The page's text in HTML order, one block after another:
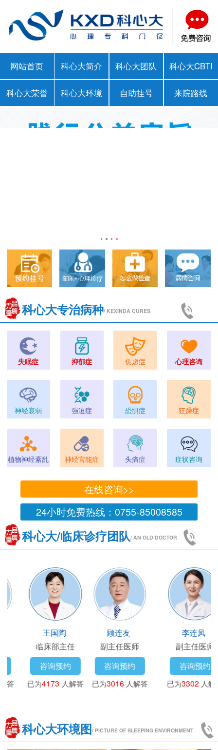
网站首页 科心大简介 科心大团队 科心大CBTI
科心大荣誉 科心大环境 自助挂号 来院路线
科心大专治病种/ KEXINDA CURES
失眠症 抑郁症 焦虑症 心理咨询
神经衰弱 强迫症 恐惧症 狂躁症
植物神经紊乱 神经官能症 头痛症 症状咨询
在线咨询>>
24小时免费热线：0755-85008585
科心大/临床诊疗团队/ AN OLD DOCTOR
主任医师
咨询预约
已为 3718人解答
王国陶
临床部主任
咨询预约
已为 4173人解答
副主任医师
咨询预约
已为 3016人解答
科心大环境图/ PICTURE OF SLEEPING ENVIRONMENT